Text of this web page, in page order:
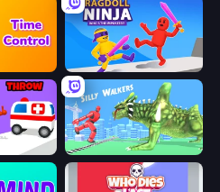
Ragdoll Ninja: Imposter Hero
Silly Walkers